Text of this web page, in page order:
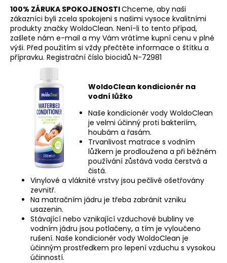
100% ZÁRUKA SPOKOJENOSTIChceme, aby naši
zákazníci byli zcela spokojeni s našimi vysoce kvalitními
produkty značky WoldoClean. Není-li to tento případ,
zašlete nám e-mail a my Vám vrátíme kupní cenu v plné
výši. Před použitím si vždy přečtěte informace o štítku a
přípravku. Registrační číslo biocidů N-72981
WoldoClean kondicionér na
vodní lůžko
Naše kondicionér vody WoldoClean
je velmi účinný proti bakteriím,
houbám a řasám.
Trvanlivost matrace s vodním
lůžkem je prodloužena a při běžném
používání zůstává voda čerstvá a
čistá.
Vinylové a vláknité vrstvy jsou pečlivě ošetřovány
zevnitř.
Na matračním jádru je třeba zabránit vzniku
usazenin.
Stávající nebo vznikající vzduchové bubliny ve
vodním jádru jsou potlačeny, a tím je vyloučeno
rušení. Naše kondicionér vody WoldoClean je
účinným prostředkem pro lepení vzduchu s vysokou
účinností.
D
o
p
o
LEPIDLO
KOV
199